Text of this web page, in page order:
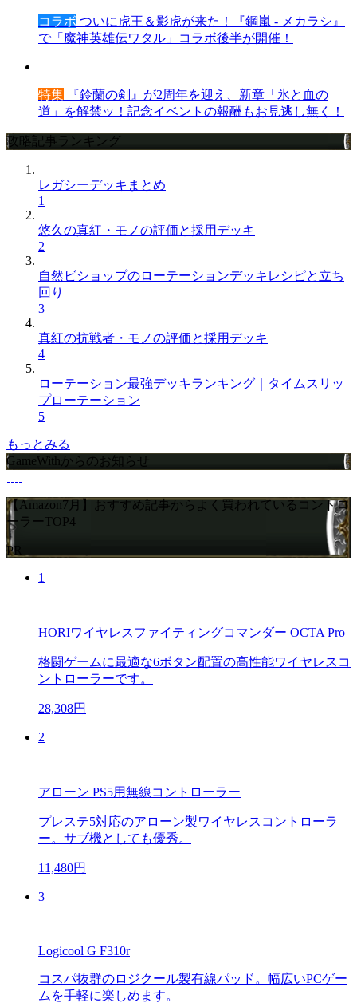
コラボ ついに虎王＆影虎が来た！『鋼嵐 - メカラシ』
で「魔神英雄伝ワタル」コラボ後半が開催！
特集 『鈴蘭の剣』が2周年を迎え、新章「氷と血の
道」を解禁ッ！記念イベントの報酬もお見逃し無く！
攻略記事ランキング
レガシーデッキまとめ
1
悠久の真紅・モノの評価と採用デッキ
2
自然ビショップのローテーションデッキレシピと立ち
回り
3
真紅の抗戦者・モノの評価と採用デッキ
4
ローテーション最強デッキランキング｜タイムスリッ
プローテーション
5
もっとみる
GameWithからのお知らせ
【Amazon7月】おすすめ記事からよく買われているコントロ
ーラーTOP4
PR
1
HORIワイヤレスファイティングコマンダー OCTA Pro
格闘ゲームに最適な6ボタン配置の高性能ワイヤレスコ
ントローラーです。
28,308円
2
アローン PS5用無線コントローラー
プレステ5対応のアローン製ワイヤレスコントローラ
ー。サブ機としても優秀。
11,480円
3
Logicool G F310r
コスパ抜群のロジクール製有線パッド。幅広いPCゲー
ムを手軽に楽しめます。